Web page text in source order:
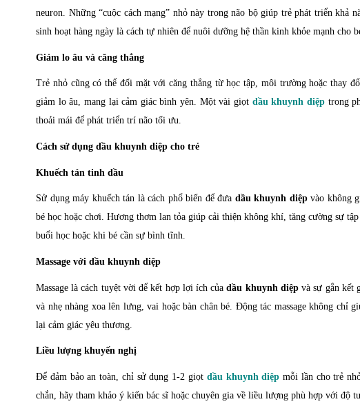
neuron. Những “cuộc cách mạng” nhỏ này trong não bộ giúp trẻ phát triển khả
sinh hoạt hàng ngày là cách tự nhiên để nuôi dưỡng hệ thần kinh khỏe mạnh cho
Giảm lo âu và căng thẳng
Trẻ nhỏ cũng có thể đối mặt với căng thẳng từ học tập, môi trường hoặc thay
giảm lo âu, mang lại cảm giác bình yên. Một vài giọt dầu khuynh diệptrong
thoải mái để phát triển trí não tối ưu.
Cách sử dụng dầu khuynh diệp cho trẻ
Khuếch tán tinh dầu
Sử dụng máy khuếch tán là cách phổ biến để đưa dầu khuynh diệpvào không
bé học hoặc chơi. Hương thơm lan tỏa giúp cải thiện không khí, tăng cường sự
buổi học hoặc khi bé cần sự bình tĩnh.
Massage với dầu khuynh diệp
Massage là cách tuyệt vời để kết hợp lợi ích củadầu khuynh diệpvà sự gắn kết
và nhẹ nhàng xoa lên lưng, vai hoặc bàn chân bé. Động tác massage không
lại cảm giác yêu thương.
Liều lượng khuyến nghị
Để đảm bảo an toàn, chỉ sử dụng 1-2 giọt dầu khuynh diệp mỗi lần cho trẻ
chắn, hãy tham khảo ý kiến bác sĩ hoặc chuyên gia về liều lượng phù hợp với độ